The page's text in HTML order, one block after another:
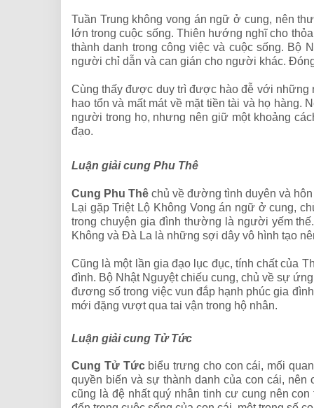
Tuần Trung không vong án ngữ ở cung, nên
lớn trong cuộc sống. Thiên hướng nghĩ cho
thành danh trong công việc và cuộc sống. Bộ
người chỉ dẫn và can gián cho người khác.
Cùng thấy được duy trì được hào đễ với những
hao tổn và mất mát về mặt tiền tài và họ
người trong họ, nhưng nên giữ một khoảng
đạo.
Luận giải cung Phu Thê
Cung Phu Thê chủ về đường tình duyên và
Lại gặp Triệt Lộ Không Vong án ngữ ở cung,
trong chuyện gia đình thường là người yếm
Không và Đà La là những sợi dây vô hình tạo
Cũng là một lần gia đạo lục đục, tính chất của
đình. Bộ Nhật Nguyệt chiếu cung, chủ về sự
đương số trong việc vun đắp hạnh phúc gia
mới đặng vượt qua tai vận trong hộ nhân.
Luận giải cung Tử Tức
Cung Tử Tứcbiểu trưng cho con cái, mối
quyền biến và sự thành danh của con cái, nên
cũng là đệ nhất quý nhân tinh cư cung nên